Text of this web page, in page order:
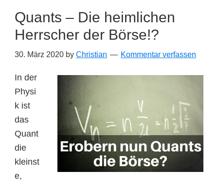
Quants – Die heimlichen
Herrscher der Börse!?
30. März 2020 by Christian Kommentar verfassen
In der
Physi
k ist
das
Quant
die
kleinst
e,